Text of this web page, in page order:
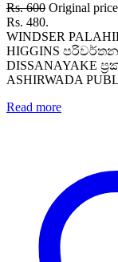
Rs.600 Original
Rs. 480.
WINDSER
HIGGINS
DISSANAYAKE
ASHIRWADA
Read more